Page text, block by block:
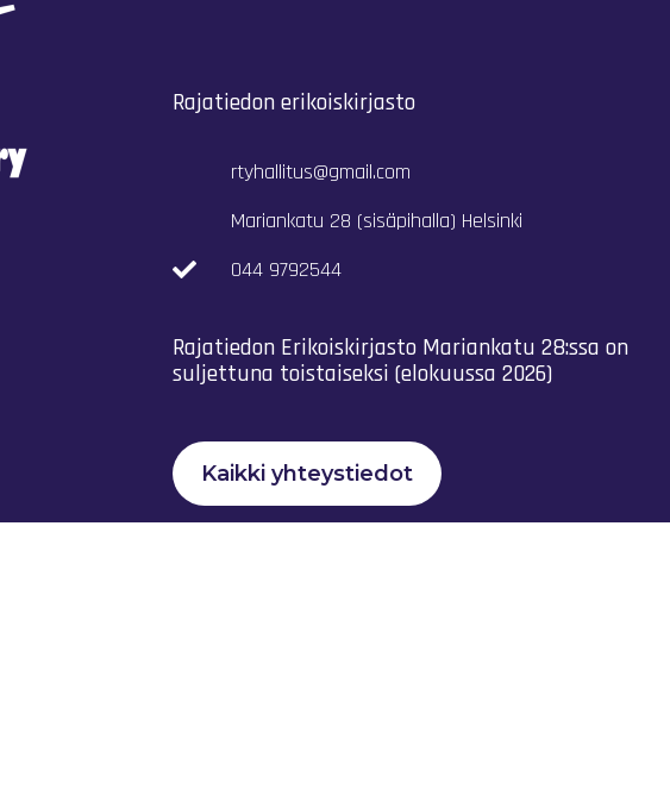
Rajatiedon erikoiskirjasto
rtyhallitus@gmail.com
Mariankatu 28 (sisäpihalla) Helsinki
044 9792544
Rajatiedon Erikoiskirjasto Mariankatu 28:ssa on
suljettuna toistaiseksi (elokuussa 2026)
Kaikki yhteystiedot